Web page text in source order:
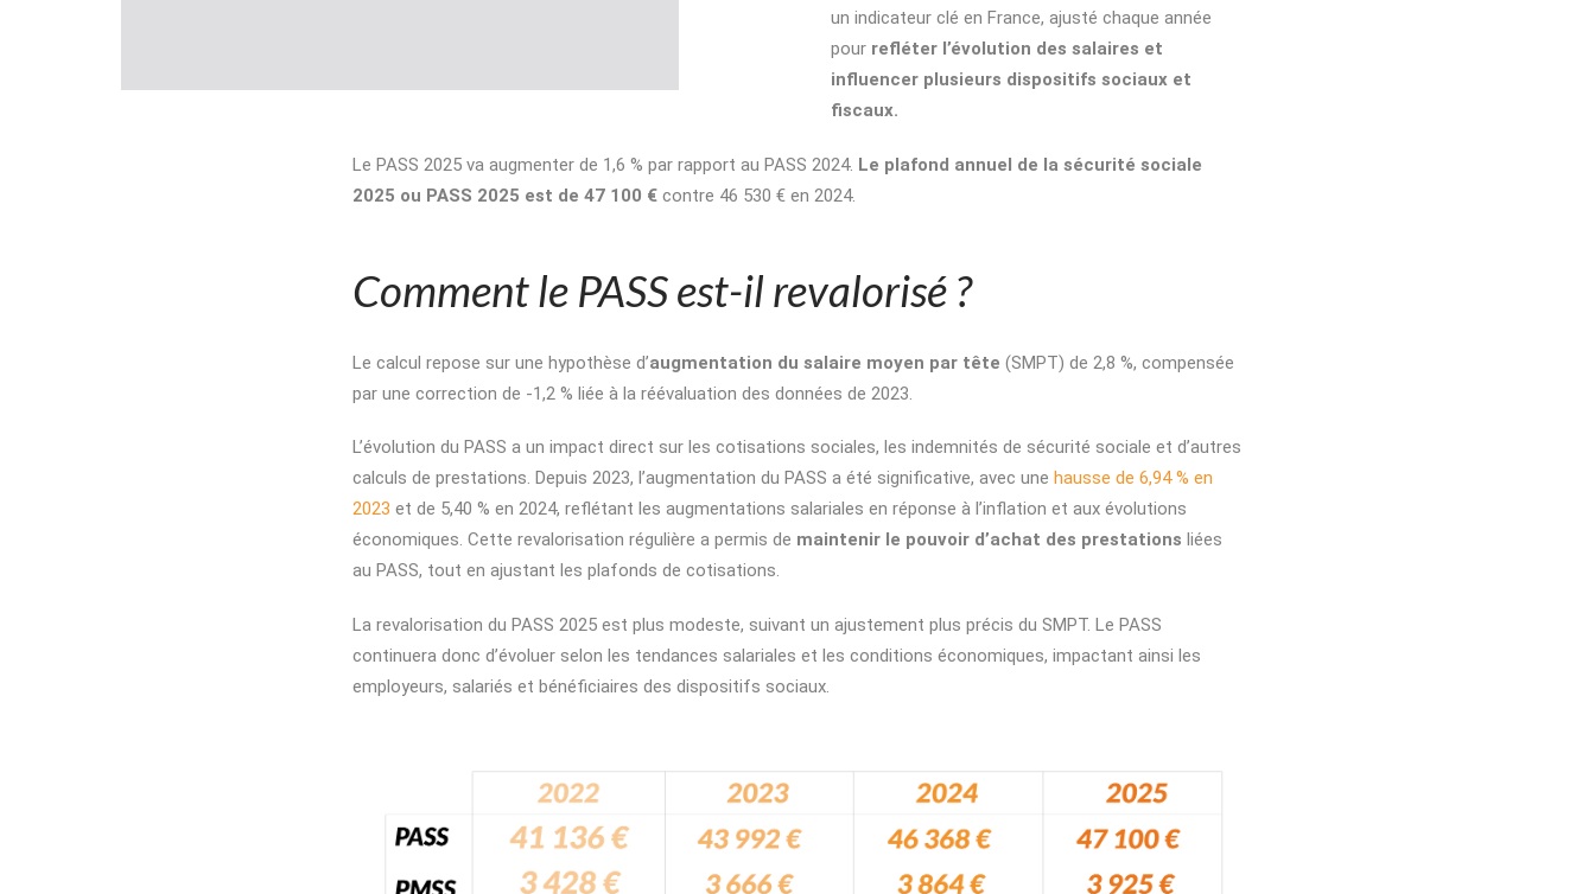
un indicateur clé en France, ajusté chaque année
pour refléter l’évolution des salaires et
influencer plusieurs dispositifs sociaux et
fiscaux.
Le PASS 2025 va augmenter de 1,6 % par rapport au PASS 2024. Le plafond annuel de la sécurité sociale
2025 ou PASS 2025 est de 47 100 € contre 46 530 € en 2024.
Comment le PASS est-il revalorisé ?
Le calcul repose sur une hypothèse d’augmentation du salaire moyen par tête (SMPT) de 2,8 %, compensée
par une correction de -1,2 % liée à la réévaluation des données de 2023.
L’évolution du PASS a un impact direct sur les cotisations sociales, les indemnités de sécurité sociale et d’autres
calculs de prestations. Depuis 2023, l’augmentation du PASS a été significative, avec une hausse de 6,94 % en
2023 et de 5,40 % en 2024, reflétant les augmentations salariales en réponse à l’inflation et aux évolutions
économiques. Cette revalorisation régulière a permis de maintenir le pouvoir d’achat des prestations liées
au PASS, tout en ajustant les plafonds de cotisations​.
La revalorisation du PASS 2025 est plus modeste, suivant un ajustement plus précis du SMPT. Le PASS
continuera donc d’évoluer selon les tendances salariales et les conditions économiques, impactant ainsi les
employeurs, salariés et bénéficiaires des dispositifs sociaux.